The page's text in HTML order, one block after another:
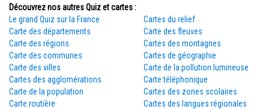
Découvrez nos autres Quiz et cartes :
Le grand Quiz sur la France
Carte des départements
Carte des régions
Carte des communes
Carte des villes
Cartes des agglomérations
Carte de la population
Carte routière
Cartes du relief
Carte des fleuves
Cartes des montagnes
Cartes de géographie
Carte de la pollution lumineuse
Carte téléphonique
Cartes des zones scolaires
Cartes des langues régionales